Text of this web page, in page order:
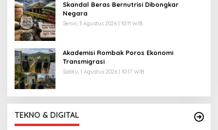
Skandal Beras Bernutrisi Dibongkar
Negara
Senin, 3 Agustus 2026 | 10:11 WIB
Akademisi Rombak Poros Ekonomi
Transmigrasi
Sabtu, 1 Agustus 2026 | 10:17 WIB
TEKNO & DIGITAL